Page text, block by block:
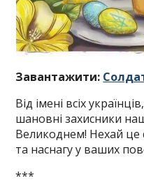
Завантажити:
Від імені всіх
шановні захисники
Великоднем! Нехай це
та наснагу у ваших
***